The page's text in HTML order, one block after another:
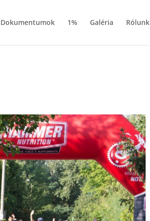
Dokumentumok 1% Galéria Rólunk